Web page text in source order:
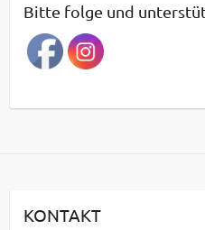
r
a
g
a
v
Bitte folge und
KONTAKT